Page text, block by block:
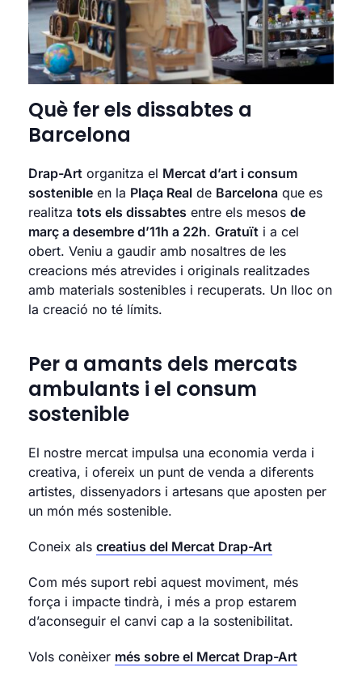
Què fer els dissabtes a
Barcelona
Drap-Art organitza el Mercat d’art i consum
sostenible en la Plaça Real de Barcelona que es
realitza tots els dissabtes entre els mesos de
març a desembre d’11h a 22h. Gratuït i a cel
obert. Veniu a gaudir amb nosaltres de les
creacions més atrevides i originals realitzades
amb materials sostenibles i recuperats. Un lloc on
la creació no té límits.
Per a amants dels mercats
ambulants i el consum
sostenible
El nostre mercat impulsa una economia verda i
creativa, i ofereix un punt de venda a diferents
artistes, dissenyadors i artesans que aposten per
un món més sostenible.
Coneix als creatius del Mercat Drap-Art
Com més suport rebi aquest moviment, més
força i impacte tindrà, i més a prop estarem
d’aconseguir el canvi cap a la sostenibilitat.
Vols conèixer més sobre el Mercat Drap-Art